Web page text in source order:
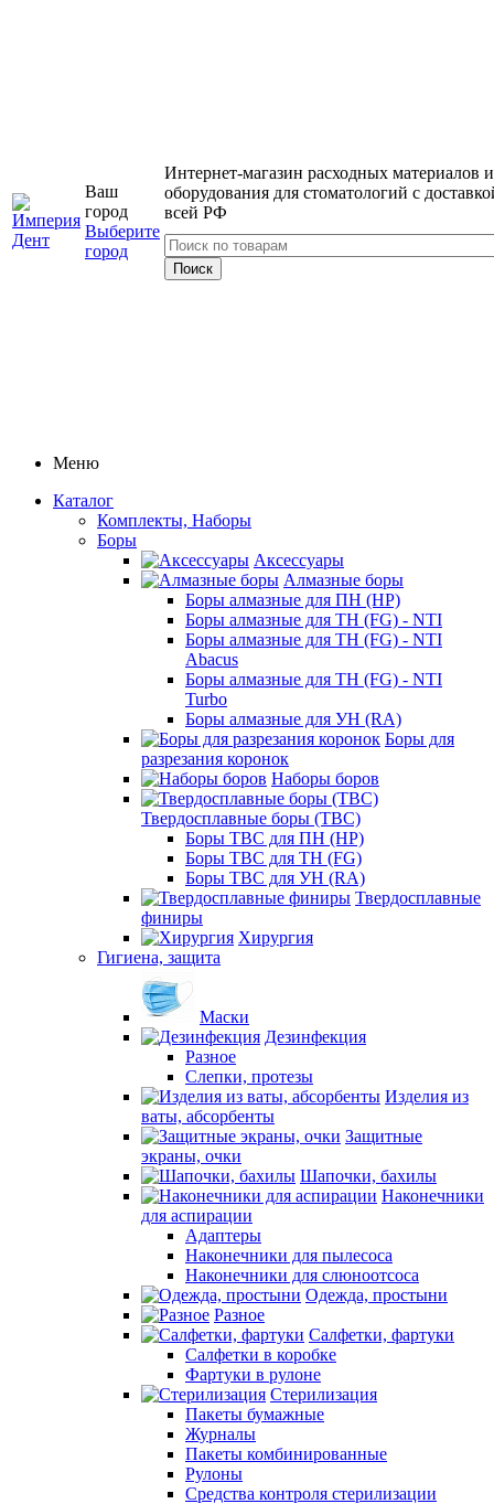
Ваш
город
Выберите
город
Интернет-магазин расходных материалов и
оборудования для стоматологий с
всей РФ
Меню
Каталог
Комплекты, Наборы
Боры
Аксессуары
Алмазные боры
Боры алмазные для ПН (HP)
Боры алмазные для ТН (FG) - NTI
Боры алмазные для ТН (FG) - NTI
Abacus
Боры алмазные для ТН (FG) - NTI
Turbo
Боры алмазные для УН (RA)
Боры для
разрезания коронок
Наборы боров
Твердосплавные боры (ТВС)
Боры ТВС для ПН (HP)
Боры ТВС для ТН (FG)
Боры ТВС для УН (RA)
Твердосплавные
финиры
Хирургия
Гигиена, защита
Маски
Дезинфекция
Разное
Слепки, протезы
Изделия из
ваты, абсорбенты
Защитные
экраны, очки
Шапочки, бахилы
Наконечники
для аспирации
Адаптеры
Наконечники для пылесоса
Наконечники для слюноотсоса
Одежда, простыни
Разное
Салфетки, фартуки
Салфетки в коробке
Фартуки в рулоне
Стерилизация
Пакеты бумажные
Журналы
Пакеты комбинированные
Рулоны
Средства контроля стерилизации